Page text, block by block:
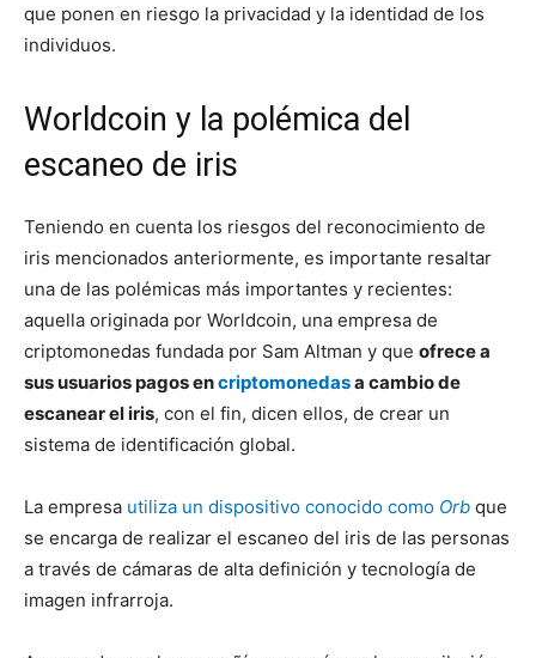
que ponen en riesgo la privacidad y la identidad de los
individuos.
Worldcoin y la polémica del
escaneo de iris
Teniendo en cuenta los riesgos del reconocimiento de
iris mencionados anteriormente, es importante resaltar
una de las polémicas más importantes y recientes:
aquella originada por Worldcoin, una empresa de
criptomonedas fundada por Sam Altman y que ofrece a
sus usuarios pagos encriptomonedasa cambio de
escanear el iris, con el fin, dicen ellos, de crear un
sistema de identificación global.
La empresa utiliza un dispositivo conocido como Orb que
se encarga de realizar el escaneo del iris de las personas
a través de cámaras de alta definición y tecnología de
imagen infrarroja.